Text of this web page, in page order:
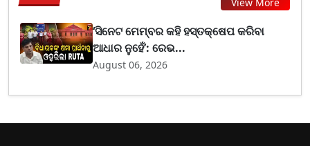
‘ସିନେଟ ମେମ୍ବର କହି ହସ୍ତକ୍ଷେପ କରିବା
ଆଧାର ନୁହେଁ’: ରେଭ...
August 06, 2026